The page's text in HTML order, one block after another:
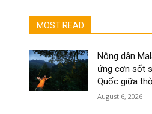
MOST READ
Nông dân
ứng cơn sốt
Quốc giữa
August 6, 2026